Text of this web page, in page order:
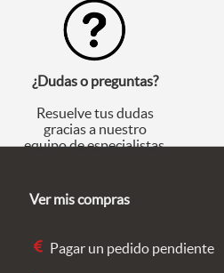
¿Dudas o preguntas?
Resuelve tus dudas
gracias a nuestro
equipo de especialistas.
Ver mis compras
Pagar un pedido pendiente